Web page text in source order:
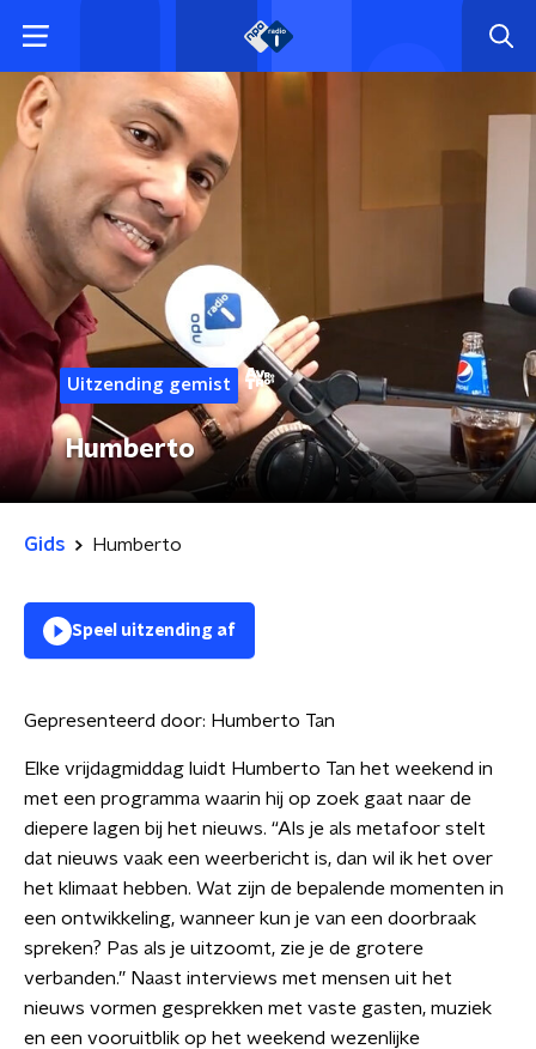
Uitzending gemist
Humberto
Gids Humberto
Speel uitzending af
Gepresenteerd door: Humberto Tan
Elke vrijdagmiddag luidt Humberto Tan het weekend in
met een programma waarin hij op zoek gaat naar de
diepere lagen bij het nieuws. “Als je als metafoor stelt
dat nieuws vaak een weerbericht is, dan wil ik het over
het klimaat hebben. Wat zijn de bepalende momenten in
een ontwikkeling, wanneer kun je van een doorbraak
spreken? Pas als je uitzoomt, zie je de grotere
verbanden.” Naast interviews met mensen uit het
nieuws vormen gesprekken met vaste gasten, muziek
en een vooruitblik op het weekend wezenlijke